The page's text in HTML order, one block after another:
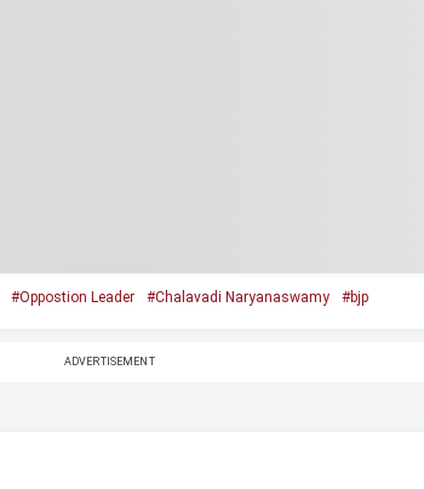
#Oppostion Leader #Chalavadi Naryanaswamy #bjp
ADVERTISEMENT